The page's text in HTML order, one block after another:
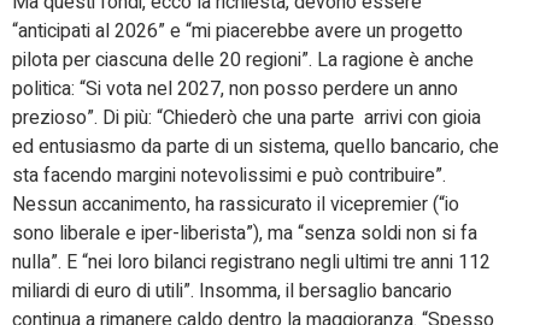
“anticipati al 2026” e “mi piacerebbe avere un progetto
pilota per ciascuna delle 20 regioni”. La ragione è anche
politica: “Si vota nel 2027, non posso perdere un anno
prezioso”. Di più: “Chiederò che una parte arrivi con gioia
ed entusiasmo da parte di un sistema, quello bancario, che
sta facendo margini notevolissimi e può contribuire”.
Nessun accanimento, ha rassicurato il vicepremier (“io
sono liberale e iper-liberista”), ma “senza soldi non si fa
nulla”. E “nei loro bilanci registrano negli ultimi tre anni 112
miliardi di euro di utili”. Insomma, il bersaglio bancario